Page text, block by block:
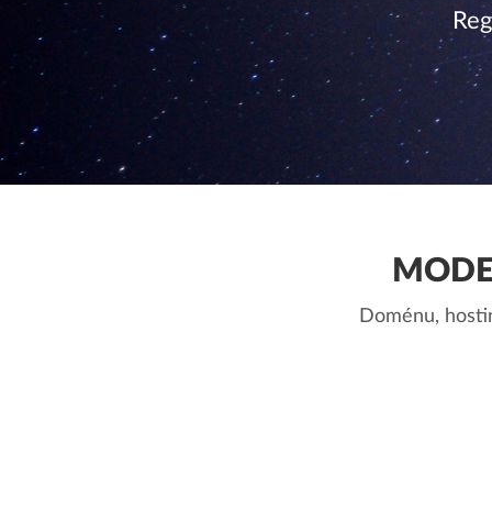
Doménu,